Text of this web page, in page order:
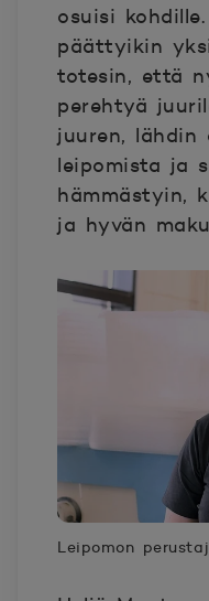
osuisi
päättyikin
totesin, että
perehtyä
juuren, lähdin
leipomista ja
hämmästyin,
ja hyvän
Leipomon